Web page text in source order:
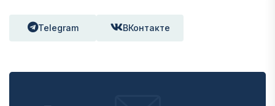
Telegram ВКонтакте